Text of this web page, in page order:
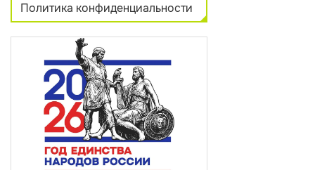
Политика конфиденциальности